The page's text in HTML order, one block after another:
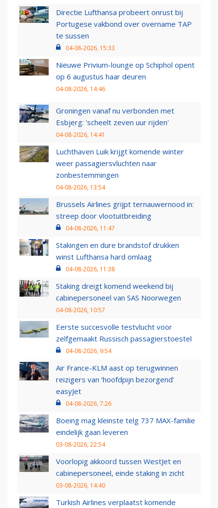
Directie Lufthansa probeert onrust bij
Portugese vakbond over overname TAP
te sussen
04-08-2026, 15:33
Nieuwe Privium-lounge op Schiphol opent
op 6 augustus haar deuren
04-08-2026, 14:46
Groningen vanaf nu verbonden met
Esbjerg: 'scheelt zeven uur rijden'
04-08-2026, 14:41
Luchthaven Luik krijgt komende winter
weer passagiersvluchten naar
zonbestemmingen
04-08-2026, 13:54
Brussels Airlines grijpt ternauwernood in:
streep door vlootuitbreiding
04-08-2026, 11:47
Stakingen en dure brandstof drukken
winst Lufthansa hard omlaag
04-08-2026, 11:38
Staking dreigt komend weekend bij
cabinepersoneel van SAS Noorwegen
04-08-2026, 10:57
Eerste succesvolle testvlucht voor
zelfgemaakt Russisch passagierstoestel
04-08-2026, 9:54
Air France-KLM aast op terugwinnen
reizigers van ‘hoofdpijn bezorgend’
easyJet
04-08-2026, 7:26
Boeing mag kleinste telg 737 MAX-familie
eindelijk gaan leveren
03-08-2026, 22:54
Voorlopig akkoord tussen WestJet en
cabinepersoneel, einde staking in zicht
03-08-2026, 14:40
Turkish Airlines verplaatst komende